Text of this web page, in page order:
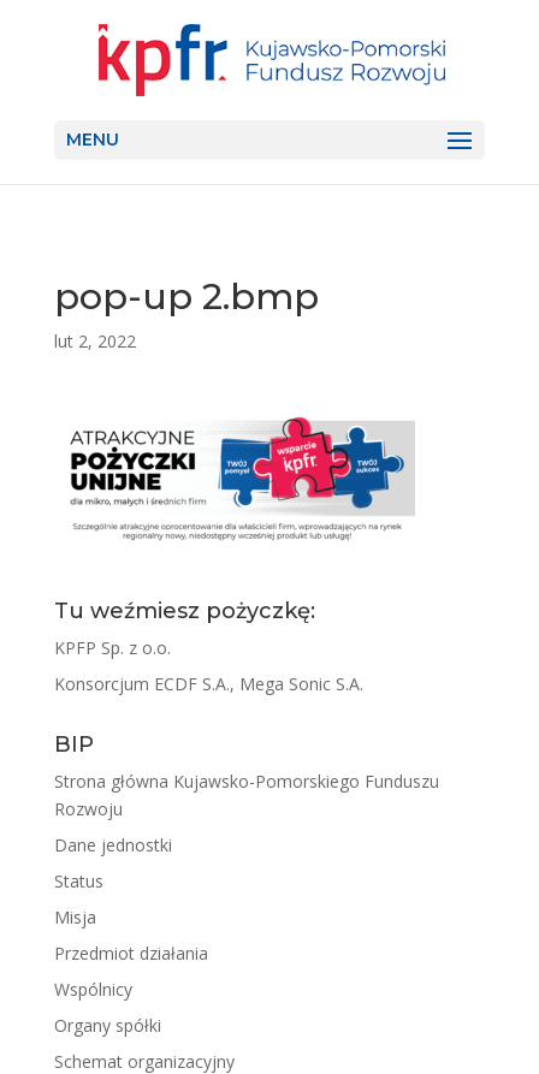
MENU
pop-up 2.bmp
lut 2, 2022
Tu weźmiesz pożyczkę:
KPFP Sp. z o.o.
Konsorcjum ECDF S.A., Mega Sonic S.A.
BIP
Strona główna Kujawsko-Pomorskiego Funduszu
Rozwoju
Dane jednostki
Status
Misja
Przedmiot działania
Wspólnicy
Organy spółki
Schemat organizacyjny